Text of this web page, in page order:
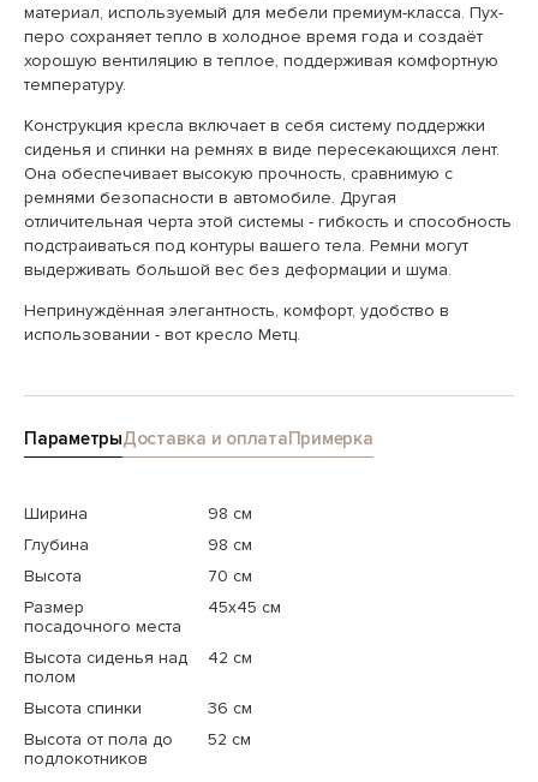
материал, используемый для мебели премиум-класса. Пух-
перо сохраняет тепло в холодное время года и создаёт
хорошую вентиляцию в теплое, поддерживая комфортную
температуру.
Конструкция кресла включает в себя систему поддержки
сиденья и спинки на ремнях в виде пересекающихся лент.
Она обеспечивает высокую прочность, сравнимую с
ремнями безопасности в автомобиле. Другая
отличительная черта этой системы - гибкость и способность
подстраиваться под контуры вашего тела. Ремни могут
выдерживать большой вес без деформации и шума.
Непринуждённая элегантность, комфорт, удобство в
использовании - вот кресло Метц.
ПараметрыДоставка и оплатаПримерка
Ширина
98 см
Глубина
98 см
Высота
70 см
Размер
посадочного места
45x45 см
Высота сиденья над
полом
42 см
Высота спинки
36 см
Высота от пола до
подлокотников
52 см